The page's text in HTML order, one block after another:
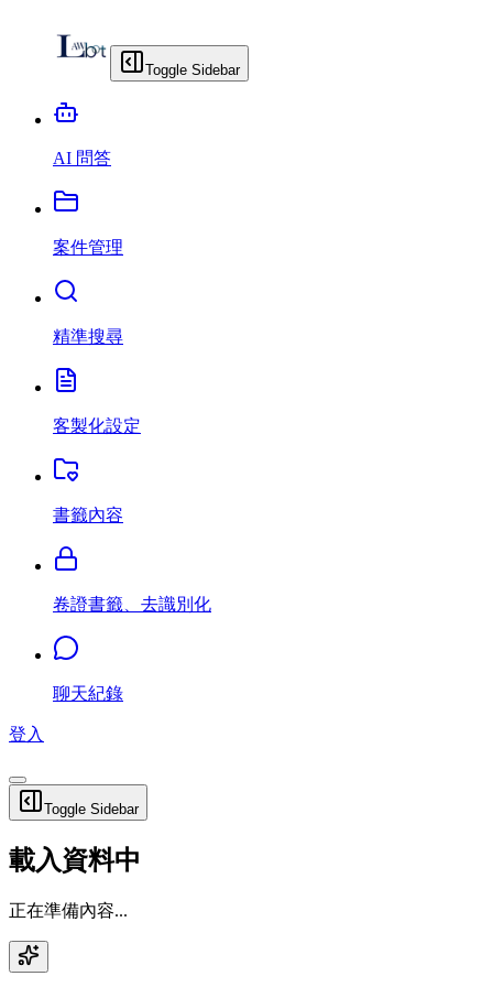
Toggle Sidebar
AI 問答
案件管理
精準搜尋
客製化設定
書籤內容
卷證書籤、去識別化
聊天紀錄
登入
Toggle Sidebar
載入資料中
正在準備內容...